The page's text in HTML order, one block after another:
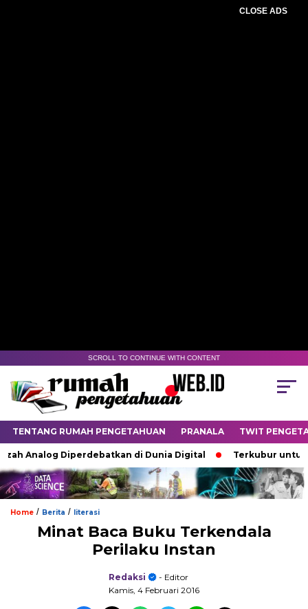
CLOSE ADS
SCROLL TO CONTINUE WITH CONTENT
TENTANG RUMAH PENGETAHUAN PRANALA TWIT
Analog Diperdebatkan di Dunia Digital Terkubur untuk
Home / Berita / literasi
Minat Baca Buku Terkendala
Perilaku Instan
Redaksi
- Editor
Kamis, 4 Februari 2016